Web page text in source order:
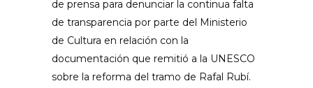
de prensa para denunciar la continua falta
de transparencia por parte del Ministerio
de Cultura en relación con la
documentación que remitió a la UNESCO
sobre la reforma del tramo de Rafal Rubí.